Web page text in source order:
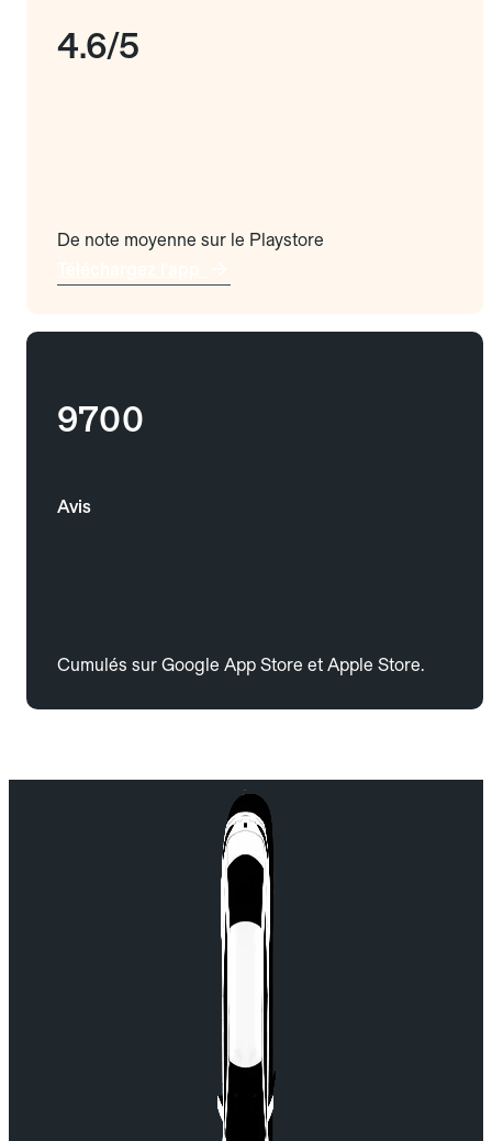
4.6/5
De note moyenne sur le Playstore
9700
Avis
Cumulés sur Google App Store et Apple Store.